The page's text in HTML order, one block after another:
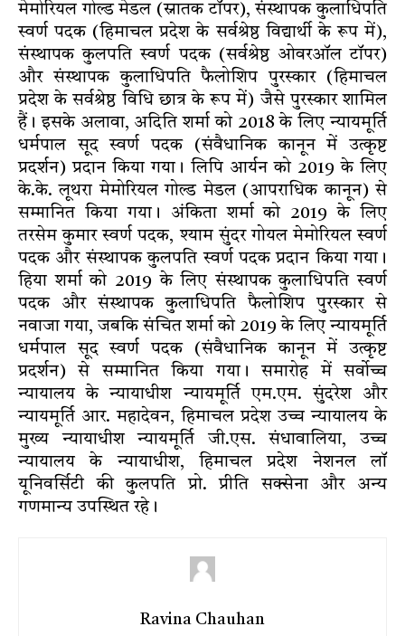
मेमोरियल गोल्ड मेडल (स्नातक टॉपर), संस्थापक कुलाधिपति
स्वर्ण पदक (हिमाचल प्रदेश के सर्वश्रेष्ठ विद्यार्थी के रूप में),
संस्थापक कुलपति स्वर्ण पदक (सर्वश्रेष्ठ ओवरऑल टॉपर)
और संस्थापक कुलाधिपति फैलोशिप पुरस्कार (हिमाचल
प्रदेश के सर्वश्रेष्ठ विधि छात्र के रूप में) जैसे पुरस्कार शामिल
हैं। इसके अलावा, अदिति शर्मा को 2018 के लिए न्यायमूर्ति
धर्मपाल सूद स्वर्ण पदक (संवैधानिक कानून में उत्कृष्ट
प्रदर्शन) प्रदान किया गया। लिपि आर्यन को 2019 के लिए
के.के. लूथरा मेमोरियल गोल्ड मेडल (आपराधिक कानून) से
सम्मानित किया गया। अंकिता शर्मा को 2019 के लिए
तरसेम कुमार स्वर्ण पदक, श्याम सुंदर गोयल मेमोरियल स्वर्ण
पदक और संस्थापक कुलपति स्वर्ण पदक प्रदान किया गया।
हिया शर्मा को 2019 के लिए संस्थापक कुलाधिपति स्वर्ण
पदक और संस्थापक कुलाधिपति फैलोशिप पुरस्कार से
नवाजा गया, जबकि संचित शर्मा को 2019 के लिए न्यायमूर्ति
धर्मपाल सूद स्वर्ण पदक (संवैधानिक कानून में उत्कृष्ट
प्रदर्शन) से सम्मानित किया गया। समारोह में सर्वोच्च
न्यायालय के न्यायाधीश न्यायमूर्ति एम.एम. सुंदरेश और
न्यायमूर्ति आर. महादेवन, हिमाचल प्रदेश उच्च न्यायालय के
मुख्य न्यायाधीश न्यायमूर्ति जी.एस. संधावालिया, उच्च
न्यायालय के न्यायाधीश, हिमाचल प्रदेश नेशनल लॉ
यूनिवर्सिटी की कुलपति प्रो. प्रीति सक्सेना और अन्य
गणमान्य उपस्थित रहे।
Ravina Chauhan